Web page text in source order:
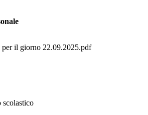
il giorno 22.09.2025.pdf
scolastico